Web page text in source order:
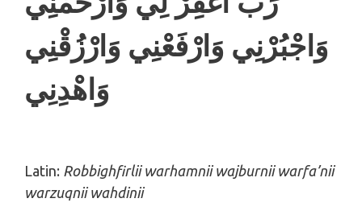
وَاجْبُرْنِي وَارْفَعْنِي وَارْزُقْنِي
وَاهْدِنِي
Latin: Robbighfirlii warhamnii wajburnii warfa’nii
warzuqnii wahdinii